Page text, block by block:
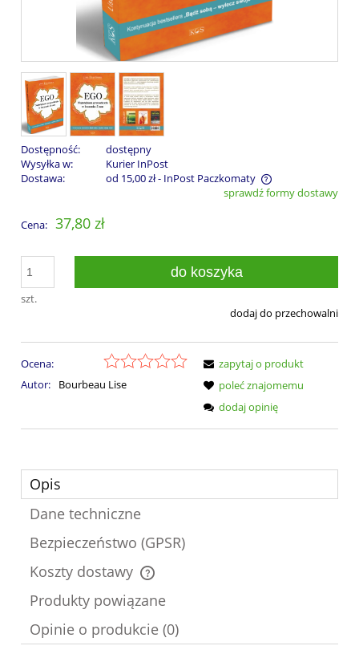
Dostępność:
dostępny
Wysyłka w:
Kurier InPost
Dostawa:
od 15,00 zł- InPost Paczkomaty
Cena nie zawiera ewentualnych kosztów płatnościsprawdź formy dostawy
Cena: 37,80 zł
szt.
do koszyka
dodaj do przechowalni
Ocena:
Autor:
Bourbeau Lise
zapytaj o produkt
poleć znajomemu
dodaj opinię
Opis
Dane techniczne
Bezpieczeństwo (GPSR)
Koszty dostawy
Cena nie zawiera ewentualnych kosztów płatności
Produkty powiązane
Opinie o produkcie (0)